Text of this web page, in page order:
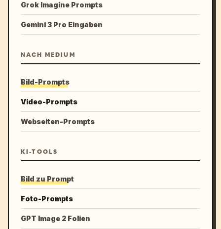
Grok Imagine Prompts
Gemini 3 Pro Eingaben
NACH MEDIUM
Bild-Prompts
Video-Prompts
Webseiten-Prompts
KI-TOOLS
Bild zu Prompt
Foto-Prompts
GPT Image 2 Folien